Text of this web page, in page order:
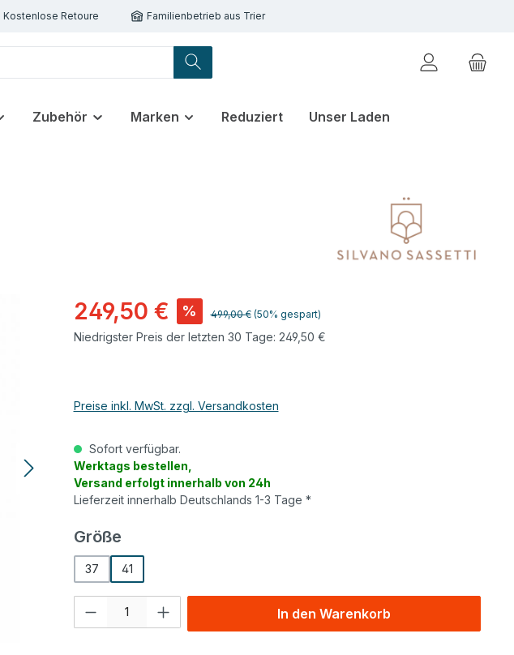
Kostenlose Retoure Familienbetrieb aus Trier
Zubehör Marken Reduziert Unser Laden
249,50 € % Regulärer Preis:
499,00 € (50% gespart)
Niedrigster Preis der letzten 30 Tage: 249,50 €
Preise inkl. MwSt. zzgl. Versandkosten
Sofort verfügbar.
Werktags bestellen,
Versand erfolgt innerhalb von 24h
Lieferzeit innerhalb Deutschlands 1-3 Tage *
Größeauswählen
37 41
Produkt Anzahl: Gib den gewünschten Wert ein oder benutze die Schaltflächen
In den Warenkorb